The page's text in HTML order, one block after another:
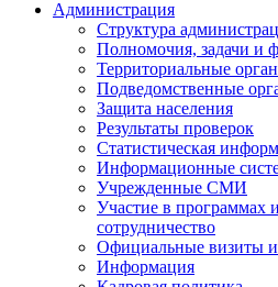
Администрация
Структура
Полномочия, задачи и
Территориальные
Подведомственные
Защита населения
Результаты проверок
Статистическая
Информационные
Учрежденные СМИ
Участие в программах
сотрудничество
Официальные визиты и
Информация